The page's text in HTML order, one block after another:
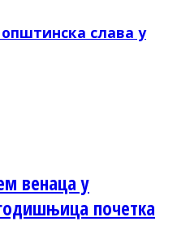
слава у
венаца у
почетка